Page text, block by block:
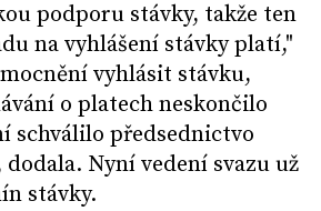
podporu stávky, takže ten
na vyhlášení stávky platí,"
vyhlásit stávku,
o platech neskončilo
schválilo předsednictvo
Nyní vedení svazu už
stávky.